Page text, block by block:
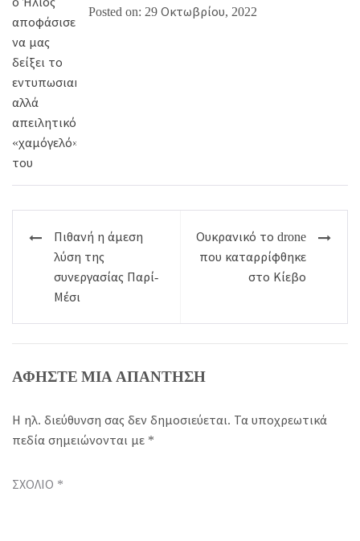
Posted on: 29 Οκτωβρίου, 2022
Πλοήγηση
άρθρων
Πιθανή η άμεση
λύση της
συνεργασίας Παρί-
Μέσι
Ουκρανικό το drone
που καταρρίφθηκε
στο Κίεβο
ΑΦΉΣΤΕ ΜΙΑ ΑΠΆΝΤΗΣΗ
Η ηλ. διεύθυνση σας δεν δημοσιεύεται. Τα υποχρεωτικά
πεδία σημειώνονται με *
ΣΧΌΛΙΟ *